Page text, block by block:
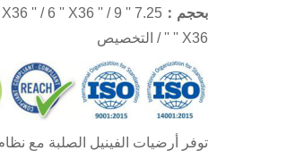
بحجم ：
'' X36 '' / 6 '' X36 '' / 9
'' X36 '' / التخصيص
توفر أرضيات الفينيل الصلبة مع